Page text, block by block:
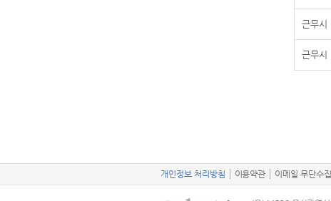
근무시
근무시
개인정보 처리방침 이용약관 이메일 무단수